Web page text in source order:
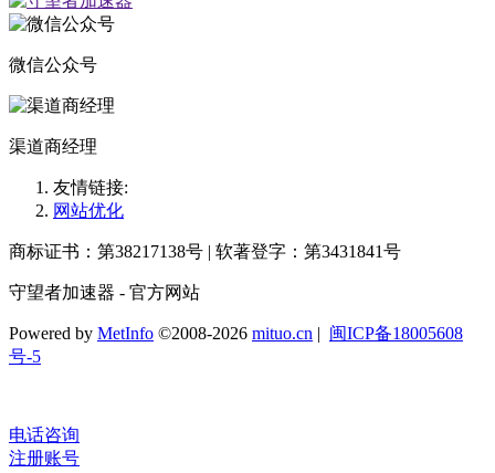
微信公众号
渠道商经理
友情链接:
网站优化
商标证书：第38217138号 | 软著登字：第3431841号
守望者加速器 - 官方网站
Powered by MetInfo ©2008-2026 mituo.cn | 闽ICP备18005608
号-5
电话咨询
注册账号